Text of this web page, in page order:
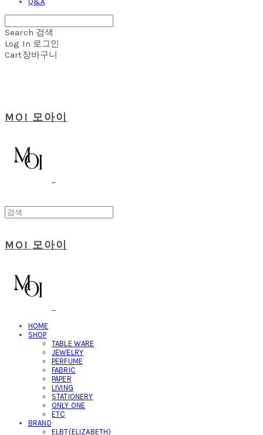
Search 검색
Log In 로그인
Cart장바구니
MOI 모아이
MOI 모아이
HOME
SHOP
TABLE WARE
JEWELRY
PERFUME
FABRIC
PAPER
LIVING
STATIONERY
ONLY ONE
ETC
BRAND
ELBT(ELIZABETH)